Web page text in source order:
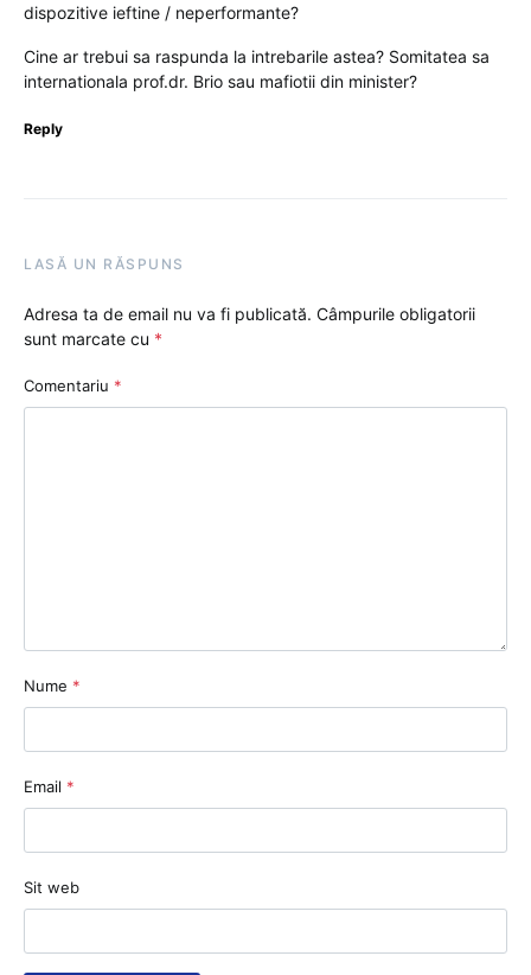
dispozitive ieftine / neperformante?
Cine ar trebui sa raspunda la intrebarile astea? Somitatea sa
internationala prof.dr. Brio sau mafiotii din minister?
Reply
LASĂ UN RĂSPUNS
Adresa ta de email nu va fi publicată. Câmpurile obligatorii
sunt marcate cu *
Comentariu *
Nume *
Email *
Sit web